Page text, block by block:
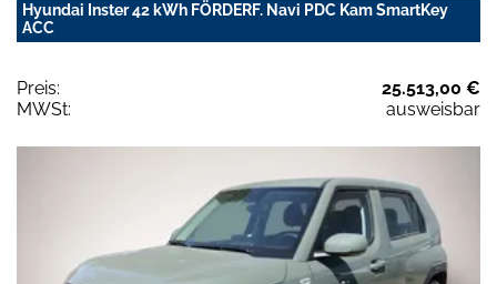
Hyundai Inster 42 kWh FÖRDERF. Navi PDC Kam SmartKey
ACC
Preis:
25.513,00 €
MWSt:
ausweisbar